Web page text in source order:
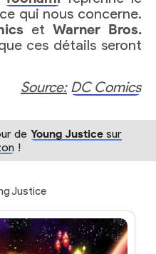
qui nous concerne.
et Warner Bros.
ces détails seront
Source: DC Comics
de Young Justice sur
!
Justice